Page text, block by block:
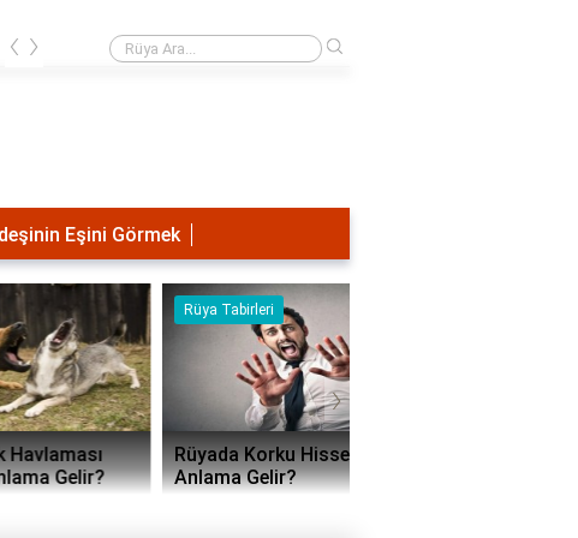
Rüyada mezarlığa gitmek ne anlama?
‹ ›
Eşini Görmek
Rüya Tabirleri
Rüyada Korku Hissetmek Ne
Anlama Gelir?
›